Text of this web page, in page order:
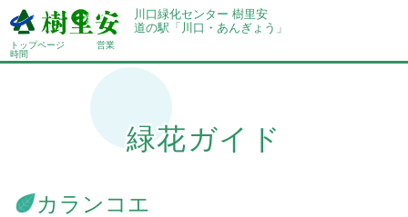
川口緑化センター 樹里安
道の駅「川口・あんぎょう」
トップページ
営業
時間
緑花ガイド
カランコエ